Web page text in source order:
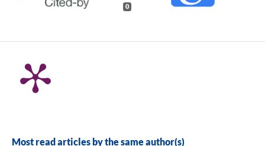
0
Most read articles by the same author(s)